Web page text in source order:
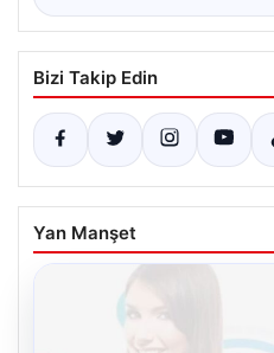
Bizi Takip Edin
Yan Manşet